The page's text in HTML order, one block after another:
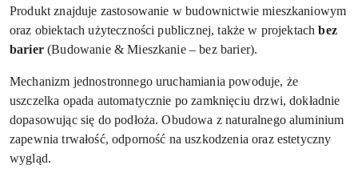
Produkt znajduje zastosowanie w budownictwie mieszkaniowym
oraz obiektach użyteczności publicznej, także w projektachbez
barier(Budowanie & Mieszkanie – bez barier).
Mechanizm jednostronnego uruchamiania powoduje, że
uszczelka opada automatycznie po zamknięciu drzwi, dokładnie
dopasowując się do podłoża. Obudowa z naturalnego aluminium
zapewnia trwałość, odporność na uszkodzenia oraz estetyczny
wygląd.